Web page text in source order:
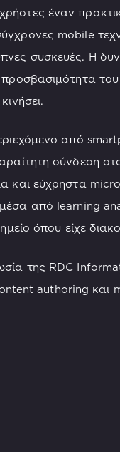
έναν
mobile
συσκευές. Η
του
από
σύνδεση
και εύχρηστα
από learning
όπου είχε
της RDC
authoring και